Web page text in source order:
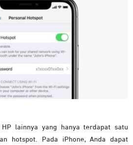
lainnya yang hanya terdapat satu
hotspot. Pada iPhone, Anda dapat